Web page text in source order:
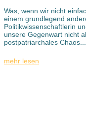
Was, wenn wir nicht
einem grundlegend
Politikwissenschaftlerin
unsere Gegenwart nicht
postpatriarchales Chaos....
mehr lesen